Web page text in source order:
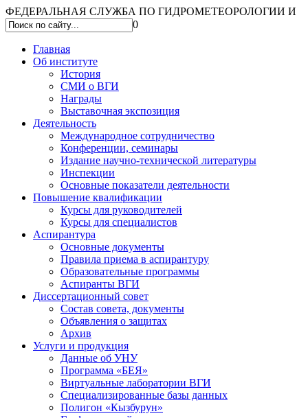
ФЕДЕРАЛЬНАЯ СЛУЖБА ПО ГИДРОМЕТЕОРОЛОГИИ
0
Главная
Об институте
История
СМИ о ВГИ
Награды
Выставочная экспозиция
Деятельность
Международное сотрудничество
Конференции, семинары
Издание научно-технической литературы
Инспекции
Основные показатели деятельности
Повышение квалификации
Курсы для руководителей
Курсы для специалистов
Аспирантура
Основные документы
Правила приема в аспирантуру
Образовательные программы
Аспиранты ВГИ
Диссертационный совет
Состав совета, документы
Объявления о защитах
Архив
Услуги и продукция
Данные об УНУ
Программа «БЕЯ»
Виртуальные лаборатории ВГИ
Специализированные базы данных
Полигон «Кызбурун»